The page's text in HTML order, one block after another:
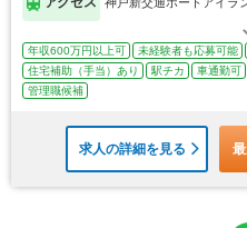
年収600万円以上可 未経験者も応募可能
住宅補助（手当）あり
駅チカ 車通勤可
管理職候補
求人の詳細を見る